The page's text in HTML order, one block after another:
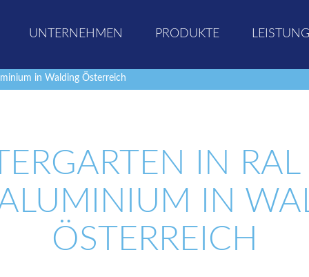
UNTERNEHMEN PRODUKTE
in Walding Österreich
IN
IN
ÖSTERREICH